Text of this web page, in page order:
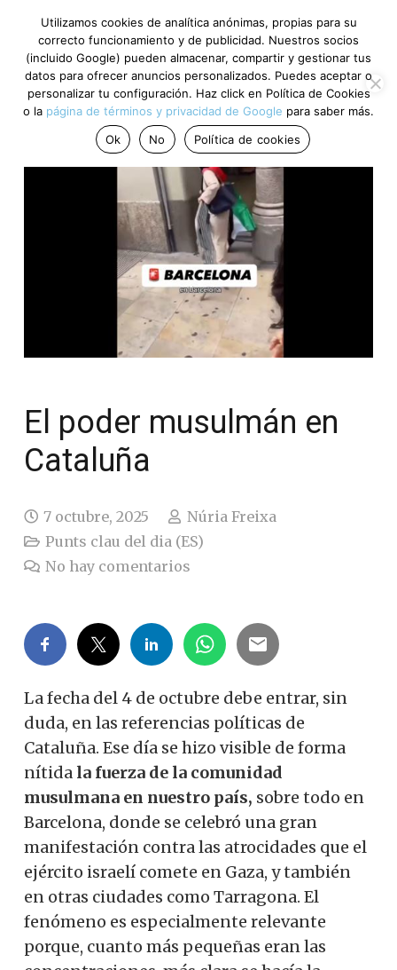
El poder musulmán en
Cataluña
7 octubre, 2025
Núria Freixa
Punts clau del dia (ES)
No hay comentarios
La fecha del 4 de octubre debe entrar, sin
duda, en las referencias políticas de
Cataluña. Ese día se hizo visible de forma
nítida la fuerza de la comunidad
musulmana en nuestro país, sobre todo en
Barcelona, ​​donde se celebró una gran
manifestación contra las atrocidades que el
ejército israelí comete en Gaza, y también
en otras ciudades como Tarragona. El
fenómeno es especialmente relevante
porque, cuanto más pequeñas eran las
Utilizamos cookies de analítica anónimas, propias para su
correcto funcionamiento y de publicidad. Nuestros socios
(incluido Google) pueden almacenar, compartir y gestionar tus
datos para ofrecer anuncios personalizados. Puedes aceptar o
personalizar tu configuración. Haz click en Política de Cookies
o la página de términos y privacidad de Google para saber más.
Ok
No Política de cookies